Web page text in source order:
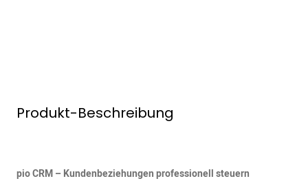
Produkt-Beschreibung
pio CRM – Kundenbeziehungen professionell steuern